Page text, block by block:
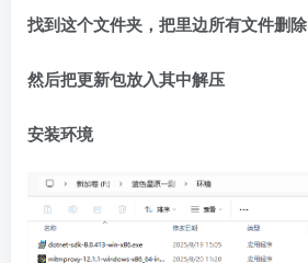
找到这个文件夹，把里边所有文件删除
然后把更新包放入其中解压
安装环境